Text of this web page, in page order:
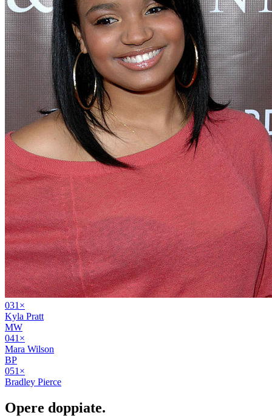
031 ×
Kyla Pratt
MW
041 ×
Mara Wilson
BP
051 ×
Bradley Pierce
Opere doppiate.